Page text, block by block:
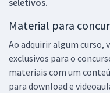
Material para
Ao adquirir algum curso,
exclusivos para o
materiais com um
para download e